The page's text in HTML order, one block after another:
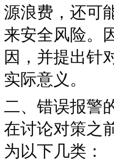
源浪费，还可
来安全风险。
因，并提出针
实际意义。
二、错误报警
在讨论对策之
为以下几类：